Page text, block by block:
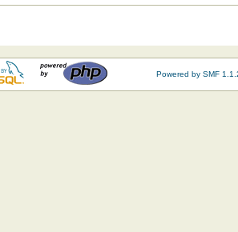
Powered by SMF